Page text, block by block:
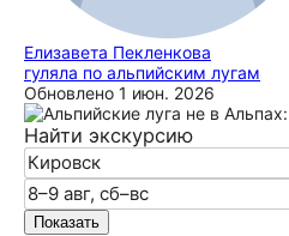
Елизавета Пекленкова
гуляла по альпийским лугам
Обновлено 1 июн. 2026
Найти экскурсию
Показать